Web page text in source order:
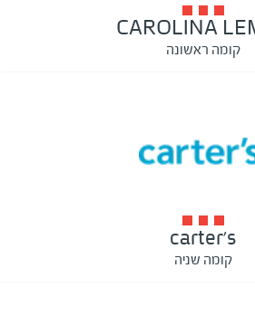
CAROLINA
קומה ראשונה
carter's
קומה שניה